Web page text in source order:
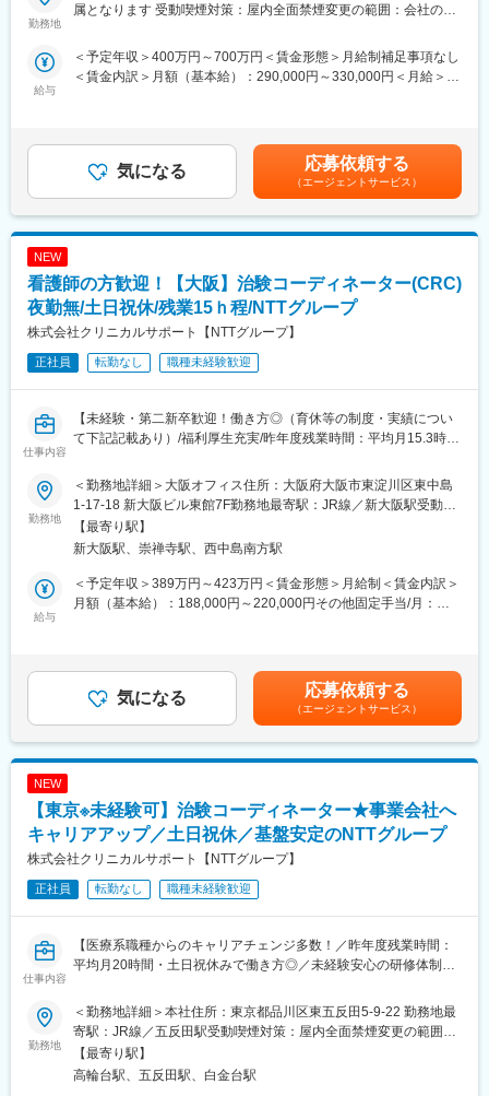
（5）チームで働く力：
進めるので、チームワークの大切さを学べます。
残業時間も月15時間程度、産休育休の取得実績も多数あり、育児
手当もございます。
■充実の研修制度：
導入研修が80時間あり、手厚いフォロー体制があります。
しい知識を身につけ、スキルアップできる環境を用意していま
す。
■キャリアステップ：
CRCとして幅広い経験を積むことや、スペシャリストとして特定
の疾患領域の専門的な経験を積んでいくことも可能です。
また、グループの垣根を超えCRCからSMAやCRAへのキャリアチ
ェンジ、事業の枠をこえ新たなキャリアにチャレンジされている
方もいらっしゃいます。
試験（治験）をサポートする仕事です。
＜具体的に＞
患者さんが治験に参加する手続きを助けたり、治験中のデータを
治験が成功するためにはCRCの役割が非常に重要で、医療の進歩
に貢献できるやりがいのある仕事です。
※担当する医療機関に常駐しての業務となります。
■治験コーディネーターで得られるスキル：
患者さんに治験の内容をわかりやすく説明したり、医師や看護師
と連携することで伝える力が身に付きます。
（2）スケジュール管理力：
治験には決まった検査や診察の予定があるため、患者さんが無理
なく通えるように予定を調整する力が身につきます。
（3）医療の知識：
薬の種類や副作用、検査の内容など、医療に関する知識が自然と
増えていきます。薬剤師や看護師と話す機会も多いため学ぶこと
も多いです。
す。パソコンの使い方や、正確に記録する力が身につきます。
（5）チームで働く力：
治験は医師、看護師、薬剤師など、いろんな職種の人と協力して
進めるので、チームワークの大切さを学べます。
【同社で働くメリット】
■安心の働きやすさ：
手当もございます。
■充実の研修制度：
導入研修が80時間あり、手厚いフォロー体制があります。
CRC社内認定制度を採用し、継続研修を充実させることで常に新
■キャリアステップ：
CRCとして幅広い経験を積むことや、スペシャリストとして特定
の疾患領域の専門的な経験を積んでいくことも可能です。
また、グループの垣根を超えCRCからSMAやCRAへのキャリアチ
変更の範囲：会社の定める業務
勤務地
属となります 受動喫煙対策：屋内全面禁煙変更の範囲：会社の定
給与
＜予定年収＞400万円～700万円＜賃金形態＞月給制補足事項なし
＜賃金内訳＞月額（基本給）：290,000円～330,000円＜月給＞
る可能性があります。月給(月額)は固定手当を含めた表記です。
気になる 応募依頼する
（エージェントサービス）
NEW
看護師の方歓迎！【大阪】治験コーディネーター(CRC)
夜勤無/土日祝休/残業15ｈ程/NTTグループ
株式会社クリニカルサポート【NTTグループ】
正社員 転勤なし 職種未経験歓迎
仕事内容
【未経験・第二新卒歓迎！働き方◎（育休等の制度・実績につい
て下記記載あり）/福利厚生充実/昨年度残業時間：平均月15.3時
■業務内容
医療機関内で患者様や医師、各部門間のコーディネート（調整）
業務を行い、製薬会社と医療機関の架け橋となり臨床試験（治
験）のスムーズな進行を支援します。
・患者様に対して：
治験の説明補助や治験スケジュール説明、質問・相談対応、精神
的なケア
・製薬会社担当者に対して：
実施している治験に関する情報を担当者へ提供し、治験進行の調
品など大規模病院ならではのプロジェクトを狭く深く経験できま
す。
■就業環境
大規模病院では、複数のプロジェクトを受託する為、必ず複数名
フイベントと両立して長く就業出来るように、完全チーム制や時
間単位の有給取得、スーパーフレックスタイム制度を導入し（原
育児休業は満3歳まで、育児短時間勤務は小学校3年年まで利用可
能です。
■キャリアパス
約4～5年後にチームをまとめるチーフやリーダーに任命される
勤務地
＜勤務地詳細＞大阪オフィス住所：大阪府大阪市東淀川区東中島
1-17-18 新大阪ビル東館7F勤務地最寄駅：JR線／新大阪駅受動喫
煙対策：屋内全面禁煙変更の範囲：会社の定める事業所
【最寄り駅】
新大阪駅、崇禅寺駅、西中島南方駅
給与
＜予定年収＞389万円～423万円＜賃金形態＞月給制＜賃金内訳＞
月額（基本給）：188,000円～220,000円その他固定手当/月：
業手当＞有＜給与補足＞■優秀成績者は別途5万円、3万円、1万円/
月の報奨金あり（月3人程度）。■出張（外勤）手当有り（実費
+距離に応じて支給）■入社5年目チーフ、500万円（手当込・残業
代別）■入社7年目リーダー、550万円（手当込・残業代別）賃金
はあくまでも目安の金額であり、選考を通じて上下する可能性が
気になる 応募依頼する
（エージェントサービス）
NEW
【東京※未経験可】治験コーディネーター★事業会社へ
キャリアアップ／土日祝休／基盤安定のNTTグループ
株式会社クリニカルサポート【NTTグループ】
正社員 転勤なし 職種未経験歓迎
仕事内容
【医療系職種からのキャリアチェンジ多数！／昨年度残業時間：
平均月20時間・土日祝休みで働き方◎／未経験安心の研修体制】
【はじめに】
大病院を中心とした医療機関内で、患者様や医師、各部門間のコ
ーディネート（調整）業務を行い、製薬会社と医療機関の架け橋
となり、臨床試験（治験）のスムーズな進行支援をお任せしま
す。
勤務地
＜勤務地詳細＞本社住所：東京都品川区東五反田5-9-22 勤務地最
寄駅：JR線／五反田駅受動喫煙対策：屋内全面禁煙変更の範囲：
会社の定める事業所
【最寄り駅】
高輪台駅、五反田駅、白金台駅